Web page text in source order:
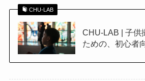
CHU-LAB
CHU-LAB | 子供
ための、初心者